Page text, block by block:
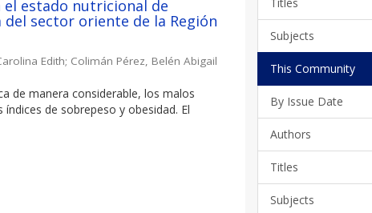
estado nutricional de
sector oriente de la Región
Edith; Colimán Pérez, Belén Abigail
de manera considerable, los malos
de sobrepeso y obesidad. El
Subjects
This Community
By Issue Date
Authors
Titles
Subjects